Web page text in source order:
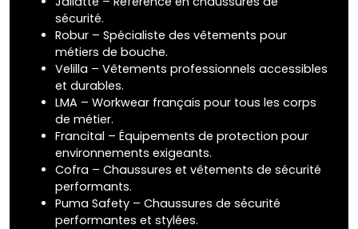
sécurité.
Robur – Spécialiste des vêtements pour
métiers de bouche.
Velilla – Vêtements professionnels accessibles
et durables.
LMA – Workwear français pour tous les corps
de métier.
Francital – Équipements de protection pour
environnements exigeants.
Cofra – Chaussures et vêtements de sécurité
performants.
Puma Safety – Chaussures de sécurité
performantes et stylées.